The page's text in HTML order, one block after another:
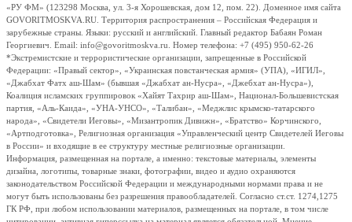
«РУ ФМ» (123298 Москва, ул. 3-я Хорошевская, дом 12, пом. 22). Доменное имя сайта
GOVORITMOSKVA.RU. Территория распространения – Российская Федерация и
зарубежные страны. Языки: русский и английский. Главный редактор Бабаян Роман
Георгиевич. Email: info@govoritmoskva.ru. Номер телефона: +7 (495) 950-62-26
*Экстремистские и террористические организации, запрещенные в Российской
Федерации: «Правый сектор», «Украинская повстанческая армия» (УПА), «ИГИЛ»,
«Джабхат Фатх аш-Шам» (бывшая «Джабхат ан-Нусра», «Джебхат ан-Нусра»),
Коалиция исламских группировок «Хайят Тахрир аш-Шам», Национал-Большевистская
партия, «Аль-Каида», «УНА-УНСО», «Талибан», «Меджлис крымско-татарского
народа», «Свидетели Иеговы», «Мизантропик Дивижн», «Братство» Корчинского,
«Артподготовка», Религиозная организация «Управленческий центр Свидетелей Иеговы
в России» и входящие в ее структуру местные религиозные организации.
Информация, размещенная на портале, а именно: текстовые материалы, элементы
дизайна, логотипы, товарные знаки, фотографии, видео и аудио охраняются
законодательством Российской Федерации и международными нормами права и не
могут быть использованы без разрешения правообладателей. Согласно ст.ст. 1274,1275
ГК РФ, при любом использовании материалов, размещенных на портале, в том числе